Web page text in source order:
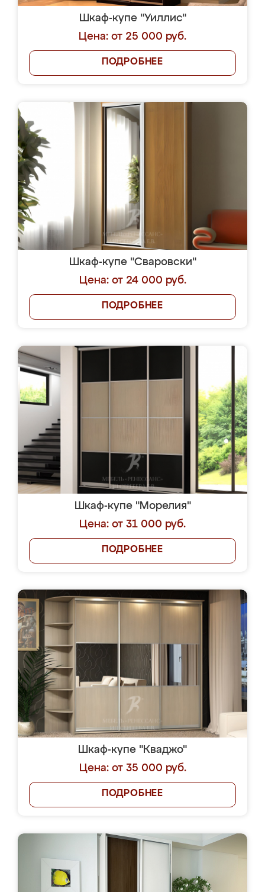
Шкаф-купе "Уиллис"
Цена: от 25 000 руб.
ПОДРОБНЕЕ
Шкаф-купе "Сваровски"
Цена: от 24 000 руб.
ПОДРОБНЕЕ
Шкаф-купе "Морелия"
Цена: от 31 000 руб.
ПОДРОБНЕЕ
Шкаф-купе "Кваджо"
Цена: от 35 000 руб.
ПОДРОБНЕЕ